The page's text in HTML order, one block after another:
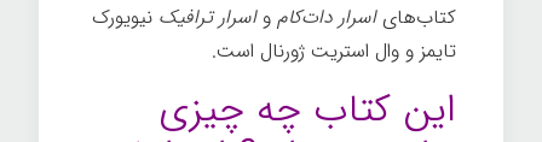
کتاب‌هایاسرار دات‌کام واسرار ترافیک نیویورک
تایمز و وال استریت ژورنال است.
این کتاب چه چیزی